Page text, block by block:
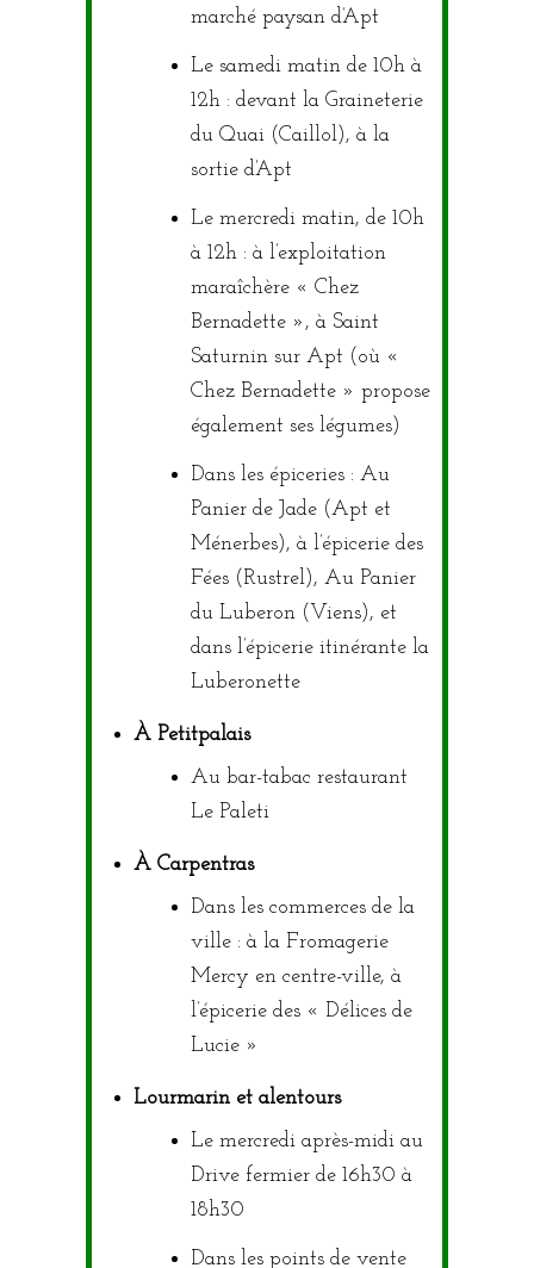
marché paysan d’Apt
Le samedi matin de 10h à
12h : devant la Graineterie
du Quai (Caillol), à la
sortie d’Apt
Le mercredi matin, de 10h
à 12h : à l’exploitation
maraîchère « Chez
Bernadette », à Saint
Saturnin sur Apt (où «
Chez Bernadette » propose
également ses légumes)
Dans les épiceries : Au
Panier de Jade (Apt et
Ménerbes), à l’épicerie des
Fées (Rustrel), Au Panier
du Luberon (Viens), et
dans l’épicerie itinérante la
Luberonette
À Petitpalais
Au bar-tabac restaurant
Le Paleti
À Carpentras
Dans les commerces de la
ville : à la Fromagerie
Mercy en centre-ville, à
l’épicerie des « Délices de
Lucie »
Lourmarin et alentours
Le mercredi après-midi au
Drive fermier de 16h30 à
18h30
Dans les points de vente